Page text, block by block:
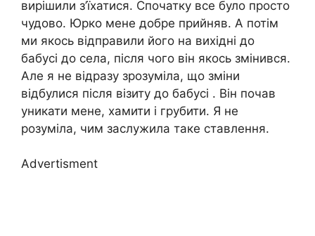
вирішили з’їхатися. Спочатку все було просто
чудово. Юрко мене добре прийняв. А потім
ми якось відправили його на вихідні до
бабусі до села, після чого він якось змінився.
Але я не відразу зрозуміла, що зміни
відбулися після візиту до бабусі . Він почав
уникати мене, хамити і грубити. Я не
розуміла, чим заслужила таке ставлення.
Advertisment